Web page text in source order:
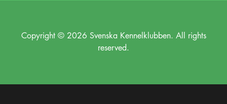
Copyright © 2026 Svenska Kennelklubben. All rights
reserved.